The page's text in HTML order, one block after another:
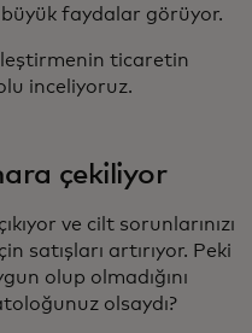
büyük faydalar görüyor.
ticaretin
inceliyoruz.
çekiliyor
ve cilt sorunlarınızı
satışları artırıyor. Peki
olup olmadığını
olsaydı?